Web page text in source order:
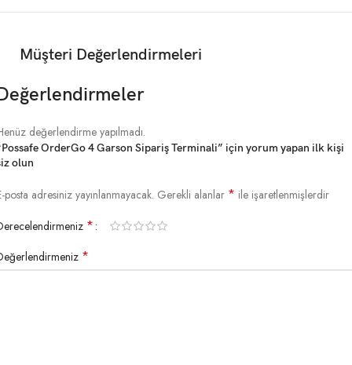
Hoparlör
Kamera 13 MP
WLAN 802.11 a / b / g / n
WIFI 5G
NFC
Bluetooth Bluetooth 4.0
Müşteri Değerlendirmeleri
değerlendirme yapılmadı.
OrderGo 4 Garson Sipariş Terminali” için yorum yapan ilk kişi
olun
posta adresiniz yayınlanmayacak. Gerekli alanlar * ile işaretlenmişlerdir
*
*